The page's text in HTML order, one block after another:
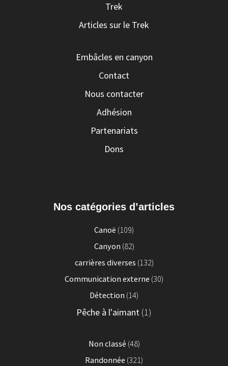
Trek
Articles sur le Trek
Embâcles en canyon
Contact
Nous contacter
Adhésion
Partenariats
Dons
Nos catégories d’articles
Canoë (109)
Canyon (82)
carrières diverses (132)
Communication externe (30)
Détection (14)
Pêche à l'aimant (1)
Non classé (48)
Randonnée (321)